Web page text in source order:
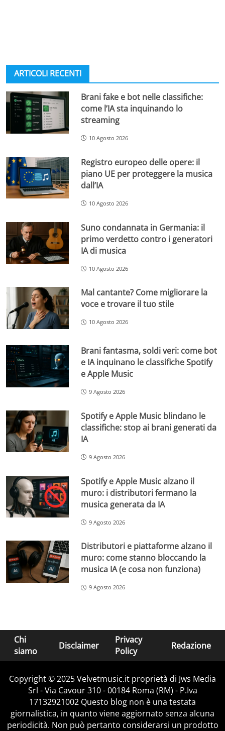
ARTICOLI RECENTI
Brani fake e bot nelle classifiche:
come l’IA sta inquinando lo
streaming
10 Agosto 2026
Registro europeo delle opere: il
piano UE per proteggere la musica
dall’IA
10 Agosto 2026
Suno condannata in Germania: il
primo verdetto contro i generatori
IA di musica
10 Agosto 2026
Mal cantante? Come migliorare la
voce e trovare il tuo stile
10 Agosto 2026
Brani fantasma, soldi veri: come bot
e IA inquinano le classifiche Spotify
e Apple Music
9 Agosto 2026
Spotify e Apple Music blindano le
classifiche: stop ai brani generati da
IA
9 Agosto 2026
Spotify e Apple Music alzano il
muro: i distributori fermano la
musica generata da IA
9 Agosto 2026
Distributori e piattaforme alzano il
muro: come stanno bloccando la
musica IA (e cosa non funziona)
9 Agosto 2026
Chi
siamo
Disclaimer
Privacy
Policy
Redazione
Copyright © 2025 Velvetmusic.it proprietà di Jws Media
Srl - Via Cavour 310 - 00184 Roma (RM) - P.Iva
17132921002 Questo blog non è una testata
giornalistica, in quanto viene aggiornato senza alcuna
periodicità. Non può pertanto considerarsi un prodotto